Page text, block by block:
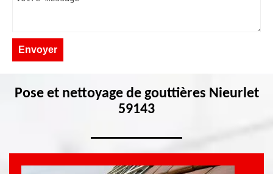
Pose et nettoyage de gouttières Nieurlet
59143